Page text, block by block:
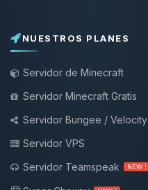
NUESTROS PLANES
Servidor de Minecraft
Servidor Minecraft Gratis
Servidor Bungee / Velocity
Servidor VPS
Servidor Teamspeak
NEW !